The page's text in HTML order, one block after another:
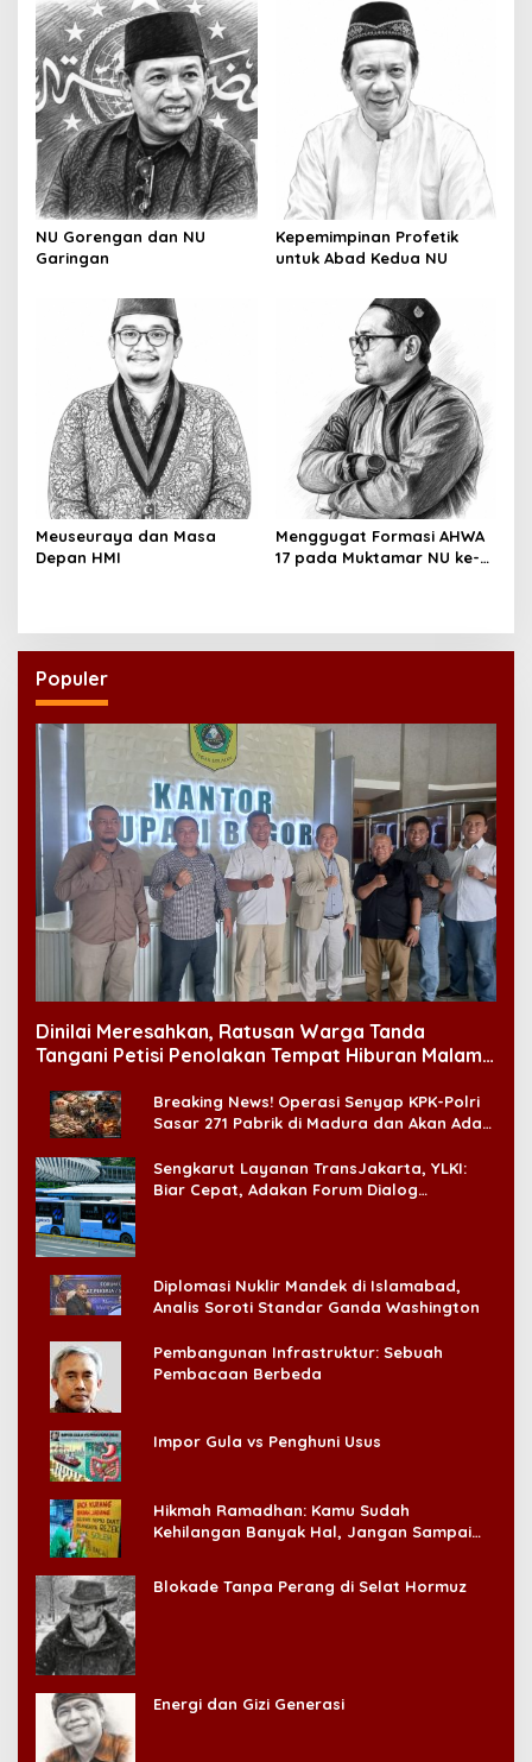
NU Gorengan dan NU
Garingan
Kepemimpinan Profetik
untuk Abad Kedua NU
Meuseuraya dan Masa
Depan HMI
Menggugat Formasi AHWA
17 pada Muktamar NU ke-
Populer
Dinilai Meresahkan, Ratusan Warga Tanda
Tangani Petisi Penolakan Tempat Hiburan Malam
Breaking News! Operasi Senyap KPK-Polri
Sasar 271 Pabrik di Madura dan Akan Ada
Sengkarut Layanan TransJakarta, YLKI:
Biar Cepat, Adakan Forum Dialog
Diplomasi Nuklir Mandek di Islamabad,
Analis Soroti Standar Ganda Washington
Pembangunan Infrastruktur: Sebuah
Pembacaan Berbeda
Impor Gula vs Penghuni Usus
Hikmah Ramadhan: Kamu Sudah
Kehilangan Banyak Hal, Jangan Sampai
Blokade Tanpa Perang di Selat Hormuz
Energi dan Gizi Generasi